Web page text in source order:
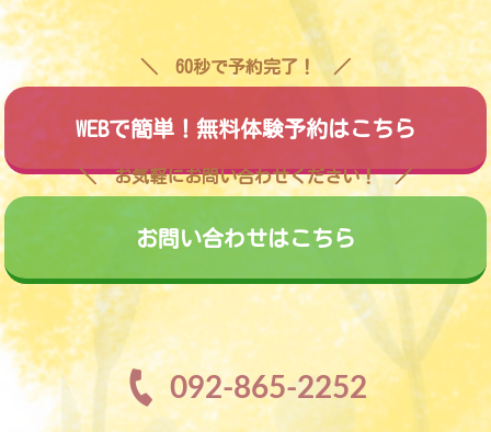
60秒で予約完了！
WEBで簡単！無料体験予約はこちら
お気軽にお問い合わせください！
お問い合わせはこちら
092-865-2252